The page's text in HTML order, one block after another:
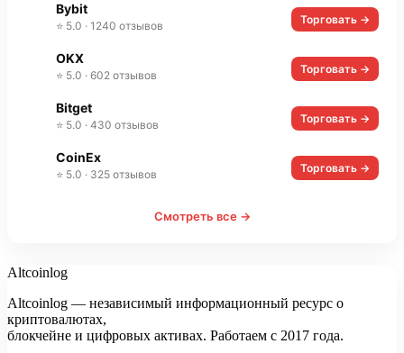
Bybit
⭐ 5.0 · 1240 отзывов Торговать →
OKX
⭐ 5.0 · 602 отзывов Торговать →
Bitget
⭐ 5.0 · 430 отзывов Торговать →
CoinEx
⭐ 5.0 · 325 отзывов Торговать →
Смотреть все →
Altcoinlog
Altcoinlog — независимый информационный ресурс о
криптовалютах,
блокчейне и цифровых активах. Работаем с 2017 года.